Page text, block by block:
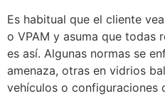
Es habitual que el cliente
o VPAM y asuma que todas
es así. Algunas normas se
amenaza, otras en vidrios
vehículos o configuraciones